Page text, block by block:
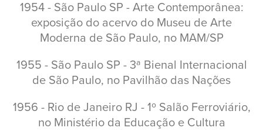
1954 - São Paulo SP - Arte Contemporânea:
exposição do acervo do Museu de Arte
Moderna de São Paulo, no MAM/SP
1955 - São Paulo SP - 3ª Bienal Internacional
de São Paulo, no Pavilhão das Nações
1956 - Rio de Janeiro RJ - 1º Salão Ferroviário,
no Ministério da Educação e Cultura